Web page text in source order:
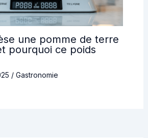
une pomme de terre
pourquoi ce poids
/ Gastronomie